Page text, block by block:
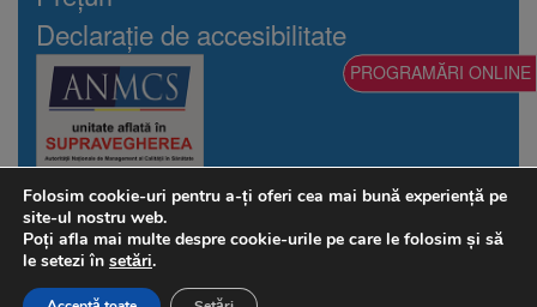
Declarație de accesibilitate
©2026 Auxologico Cardiorec
Toate drepturile rezervate
CORBEANCA, Soseaua Unirii nr. 187, Jud. Ilfov
Folosim cookie-uri pentru a-ți oferi cea mai bună experiență pe
site-ul nostru web.
Poți afla mai multe despre cookie-urile pe care le folosim și să
le setezi în setări.
PROGRAMĂRI ONLINE